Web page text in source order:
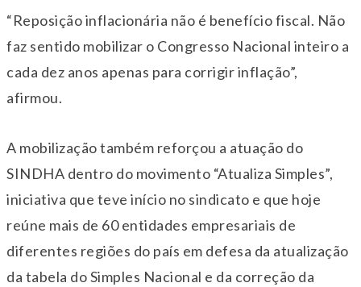
“Reposição inflacionária não é benefício fiscal. Não
faz sentido mobilizar o Congresso Nacional inteiro a
cada dez anos apenas para corrigir inflação”,
afirmou.
A mobilização também reforçou a atuação do
SINDHA dentro do movimento “Atualiza Simples”,
iniciativa que teve início no sindicato e que hoje
reúne mais de 60 entidades empresariais de
diferentes regiões do país em defesa da atualização
da tabela do Simples Nacional e da correção da